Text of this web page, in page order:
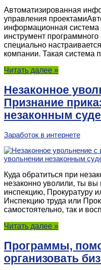
Автоматизированная
управления
информационная система
инструмент
специально
компании. Такая система
Читать далее »
Незаконное
Признание
незаконным
Заработок в интернете
Куда обратиться при
незаконно уволили, ты
инспекцию, Прокуратуру
Инспекцию труда или
самостоятельно, так и
Читать далее »
Программы,
организовать